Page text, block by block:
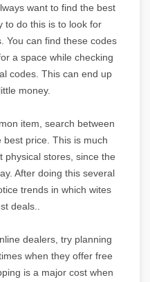
want to find the best
to do this is to look for
You can find these codes
a space while checking
codes. This can end up
money.
item, search between
price. This is much
physical stores, since the
After doing this several
trends in which wites
deals..
dealers, try planning
when they offer free
is a major cost when